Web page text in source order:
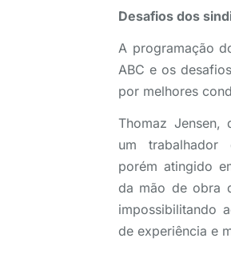
Desafios dos
A programação
ABC e os
por melhores
Thomaz Jensen,
um trabalhador
porém atingido
da mão de obra
impossibilitando
de experiência e